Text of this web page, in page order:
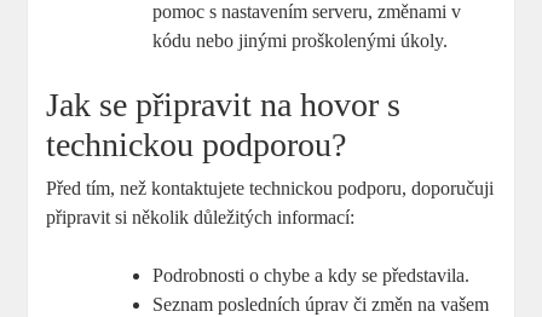
pomoc s nastavením serveru, změnami v
kódu nebo jinými proškolenými úkoly.
Jak se připravit na hovor s
technickou podporou?
Před tím, než kontaktujete technickou podporu, doporučuji
připravit si několik důležitých informací:
Podrobnosti o chybe a kdy se představila.
Seznam posledních úprav či změn na vašem